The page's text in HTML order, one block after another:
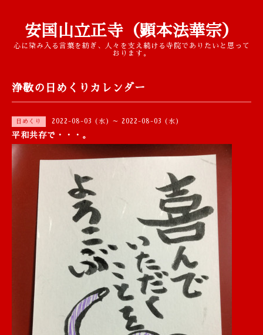
安国山立正寺（顕本法華宗）
心に染み入る言葉を紡ぎ、人々を支え続ける寺院でありたいと思って
おります。
浄敬の日めくりカレンダー
日めくり 2022-08-03 (水) ～ 2022-08-03 (水)
平和共存で・・・。